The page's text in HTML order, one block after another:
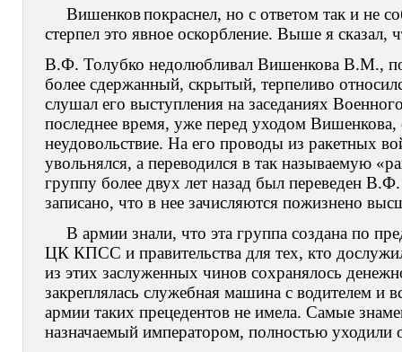
Вишенковпокраснел, но с ответом так и не
стерпел это явное оскорбление. Выше я сказал,
В.Ф. Толубко недолюбливал Вишенкова В.М.,
более сдержанный, скрытый, терпеливо
слушал его выступления на заседаниях
последнее время, уже перед уходом Вишенкова,
неудовольствие. На его проводы из ракетных
увольнялся, а переводился в так называемую
группу более двух лет назад был переведен
записано, что в нее зачисляются пожизнено
В армии знали, что эта группа создана по
ЦК КПСС и правительства для тех, кто
из этих заслуженных чинов сохранялось
закреплялась служебная машина с водителем и
армии таких прецедентов не имела. Самые
назначаемый императором, полностью уходили